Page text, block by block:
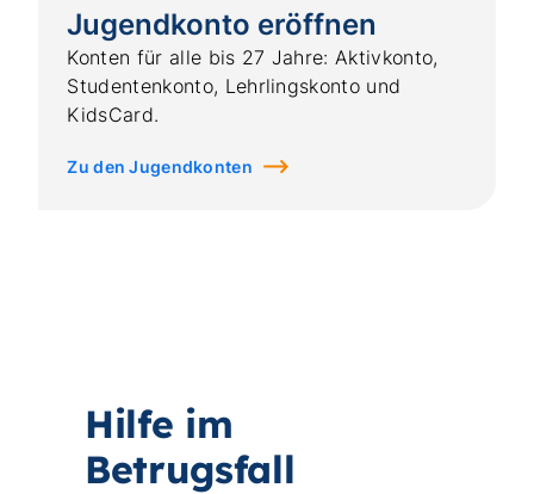
Jugendkonto eröffnen
Konten für alle bis 27 Jahre: Aktivkonto,
Studentenkonto, Lehrlingskonto und
KidsCard.
Zu den Jugendkonten
Hilfe im
Betrugsfall